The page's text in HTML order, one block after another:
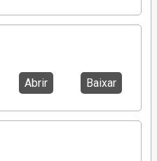
Abrir Baixar